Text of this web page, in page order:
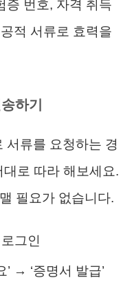
증 번호, 자격 취득
적 서류로 효력을
하기
서류를 요청하는 경
로 따라 해보세요.
필요가 없습니다.
그인
→ ‘증명서 발급’